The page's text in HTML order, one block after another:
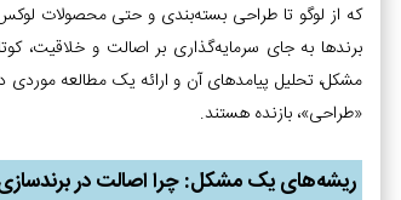
که از لوگو تا طراحی بسته‌بندی و حتی محصولات
برندها به جای سرمایه‌گذاری بر اصالت و خلاقیت،
مشکل، تحلیل پیامدهای آن و ارائه یک مطالعه موردی
«طراحی»، بازنده هستند.
ریشه‌های یک مشکل: چرا اصالت در